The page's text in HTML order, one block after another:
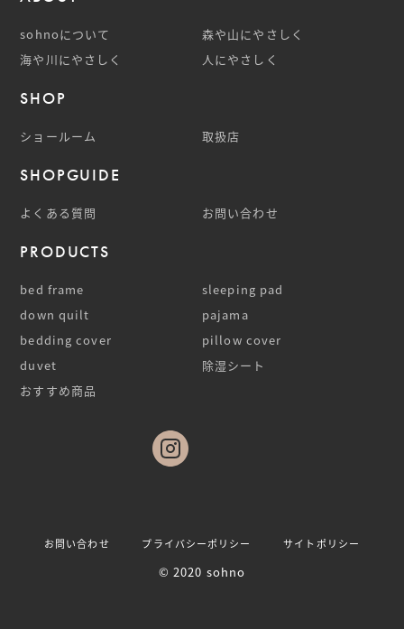
sohnoについて
森や山にやさしく
海や川にやさしく
人にやさしく
SHOP
ショールーム 取扱店
SHOPGUIDE
よくある質問 お問い合わせ
PRODUCTS
bed frame
sleeping pad
down quilt
pajama
bedding cover
pillow cover
duvet
除湿シート
おすすめ商品
© 2020 sohno
お問い合わせ プライバシーポリシー サイトポリシー